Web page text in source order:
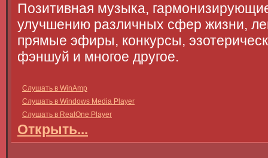
Позитивная музыка,
улучшению различных сфер жизни,
прямые эфиры, конкурсы,
фэншуй и многое другое.
Слушать в WinAmp
Слушать в Windows Media Player
Слушать в RealOne Player
Открыть...